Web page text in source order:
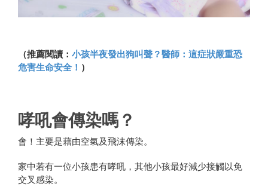
（推薦閱讀： 小孩半夜發出狗叫聲？醫師：這症狀嚴重恐
危害生命安全！ ）
哮吼會傳染嗎？
會！主要是藉由空氣及飛沫傳染。
家中若有一位小孩患有哮吼，其他小孩最好減少接觸以免
交叉感染。